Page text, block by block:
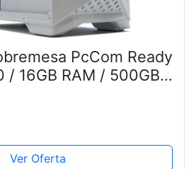
PcCom Ready
/ 16GB RAM / 500GB
4GB + Windows 11 -
Ver Oferta